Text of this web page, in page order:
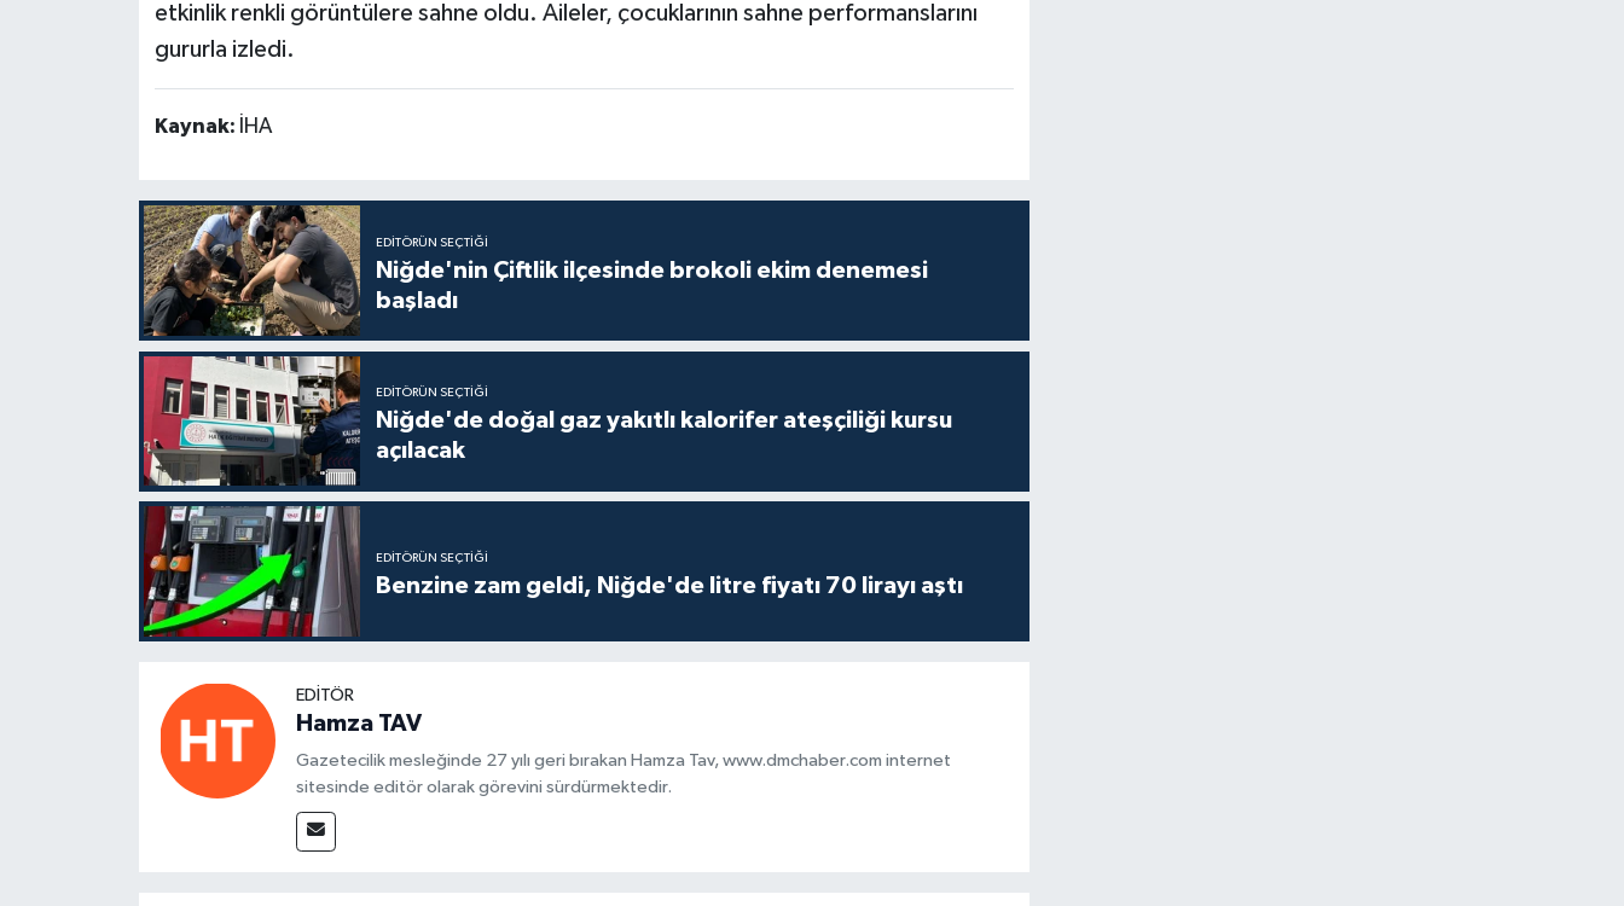
etkinlik renkli görüntülere sahne oldu. Aileler, çocuklarının sahne performanslarını
gururla izledi.
Kaynak: İHA
EDITÖRÜN SEÇTIĞI
Niğde'nin Çiftlik ilçesinde brokoli ekim denemesi
başladı
EDITÖRÜN SEÇTIĞI
Niğde'de doğal gaz yakıtlı kalorifer ateşçiliği kursu
açılacak
EDITÖRÜN SEÇTIĞI
Benzine zam geldi, Niğde'de litre fiyatı 70 lirayı aştı
EDITÖR
Hamza TAV
Gazetecilik mesleğinde 27 yılı geri bırakan Hamza Tav, www.dmchaber.com internet
sitesinde editör olarak görevini sürdürmektedir.